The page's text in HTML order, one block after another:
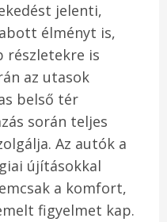
jelenti,
élményt is,
részletekre is
az utasok
belső tér
során teljes
Az autók a
újításokkal
a komfort,
figyelmet kap.